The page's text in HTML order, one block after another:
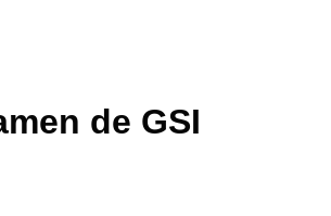
de GSI